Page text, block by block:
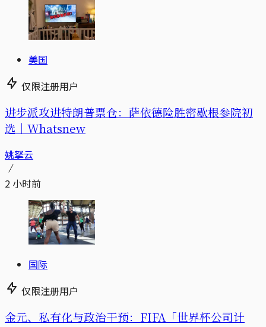
美国
仅限注册用户
进步派攻进特朗普票仓：萨依德险胜密歇根参院初
选｜Whatsnew
姚拏云
2 小时前
国际
仅限注册用户
金元、私有化与政治干预：FIFA「世界杯公司计